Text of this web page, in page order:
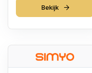
Bekijk